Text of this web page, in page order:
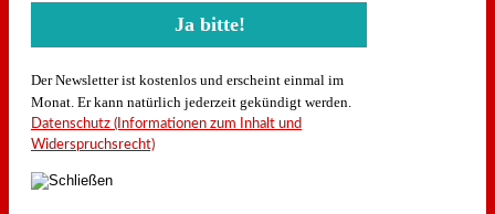
Der Newsletter ist kostenlos und erscheint einmal im
Monat. Er kann natürlich jederzeit gekündigt werden.
Datenschutz (Informationen zum Inhalt und
Widerspruchsrecht)